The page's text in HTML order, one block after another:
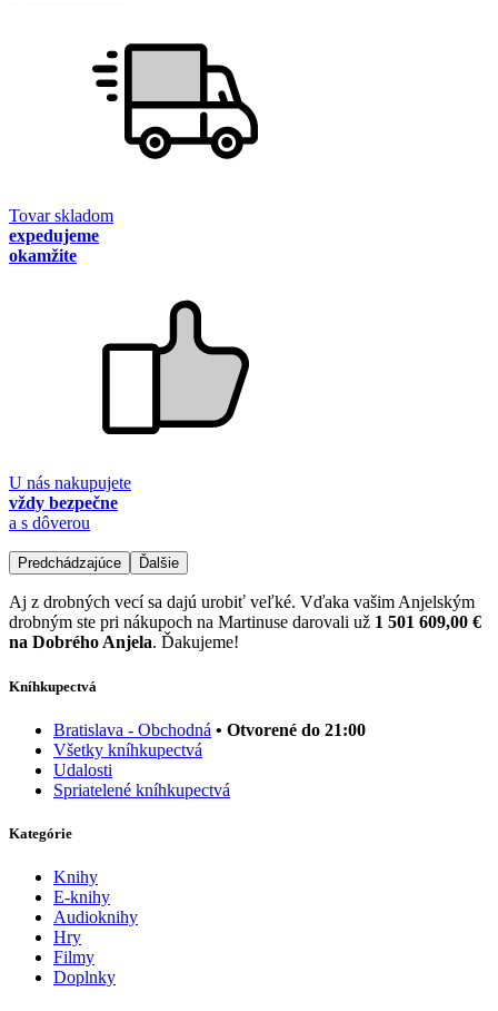
Tovar skladom
expedujeme
okamžite
U nás nakupujete
vždy bezpečne
a s dôverou
Predchádzajúce Ďalšie
Aj z drobných vecí sa dajú urobiť veľké. Vďaka vašim Anjelským
drobným ste pri nákupoch na Martinuse darovali už 1 501 609,00 €
na Dobrého Anjela. Ďakujeme!
Kníhkupectvá
Bratislava - Obchodná • Otvorené do 21:00
Všetky kníhkupectvá
Udalosti
Spriatelené kníhkupectvá
Kategórie
Knihy
E-knihy
Audioknihy
Hry
Filmy
Doplnky